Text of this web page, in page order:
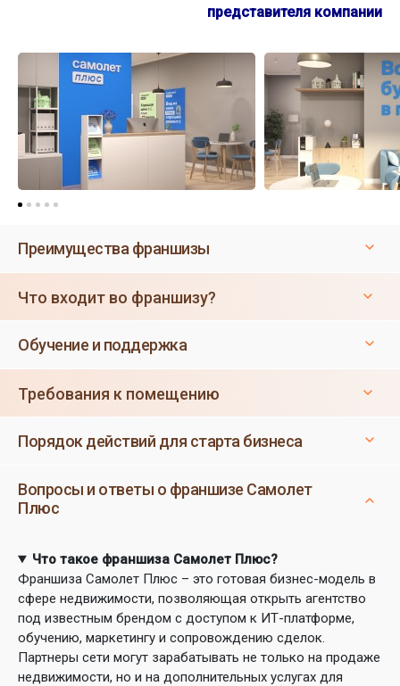
представителя компании
Преимущества франшизы
Что входит во франшизу?
Обучение и поддержка
Требования к помещению
Порядок действий для старта бизнеса
Вопросы и ответы о франшизе Самолет
Плюс
Что такое франшиза Самолет Плюс?
Франшиза Самолет Плюс – это готовая бизнес-модель в
сфере недвижимости, позволяющая открыть агентство
под известным брендом с доступом к ИТ-платформе,
обучению, маркетингу и сопровождению сделок.
Партнеры сети могут зарабатывать не только на продаже
недвижимости, но и на дополнительных услугах для